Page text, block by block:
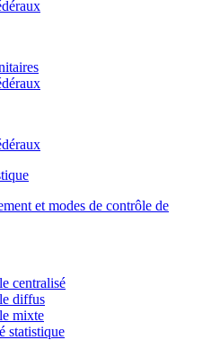
et modes de contrôle de
centralisé
diffus
mixte
statistique